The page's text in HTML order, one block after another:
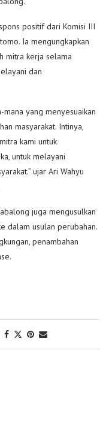
positif dari Komisi III
Ia mengungkapkan
mitra kerja selama
dan
yang menyesuaikan
masyarakat. Intinya,
kami untuk
untuk melayani
ujar Ari Wahyu
juga mengusulkan
dalam usulan perubahan.
penambahan